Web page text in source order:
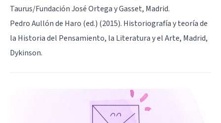
Taurus/Fundación José Ortega y Gasset, Madrid.
Pedro Aullón de Haro (ed.) (2015). Historiografía y teoría de
la Historia del Pensamiento, la Literatura y el Arte, Madrid,
Dykinson.